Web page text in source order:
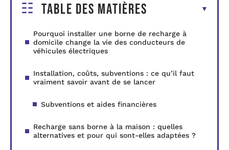
Table des matières
Pourquoi installer une borne de recharge à
domicile change la vie des conducteurs de
véhicules électriques
Installation, coûts, subventions : ce qu’il faut
vraiment savoir avant de se lancer
Subventions et aides financières
Recharge sans borne à la maison : quelles
alternatives et pour qui sont-elles adaptées ?